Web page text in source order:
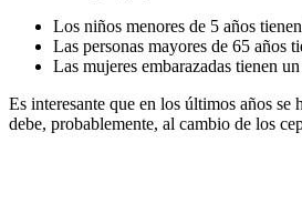
Los niños menores de 5 años
Las personas mayores de 65 años
Las mujeres embarazadas tienen
Es interesante que en los últimos años se
debe, probablemente, al cambio de los